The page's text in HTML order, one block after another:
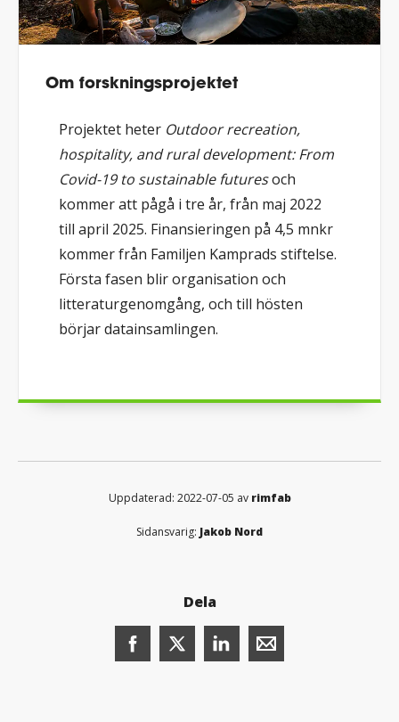
Om forskningsprojektet
Projektet heter Outdoor recreation,
hospitality, and rural development: From
Covid-19 to sustainable futuresoch
kommer att pågå i tre år, från maj 2022
till april 2025. Finansieringen på 4,5 mnkr
kommer från Familjen Kamprads stiftelse.
Första fasen blir organisation och
litteraturgenomgång, och till hösten
börjar datainsamlingen.
Uppdaterad: 2022-07-05 av rimfab
Sidansvarig: Jakob Nord
Dela
Dela denna sida
Dela denna sida på
Dela denna sida på X (öppnas i
Dela denna sida på Facebook (öppnas